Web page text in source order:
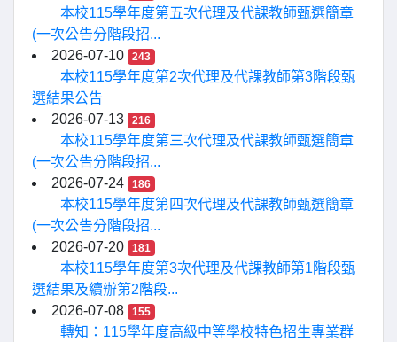
本校115學年度第五次代理及代課教師甄選簡章
(一次公告分階段招...
2026-07-10
243
本校115學年度第2次代理及代課教師第3階段甄
選結果公告
2026-07-13
216
本校115學年度第三次代理及代課教師甄選簡章
(一次公告分階段招...
2026-07-24
186
本校115學年度第四次代理及代課教師甄選簡章
(一次公告分階段招...
2026-07-20
181
本校115學年度第3次代理及代課教師第1階段甄
選結果及續辦第2階段...
2026-07-08
155
轉知：115學年度高級中等學校特色招生專業群